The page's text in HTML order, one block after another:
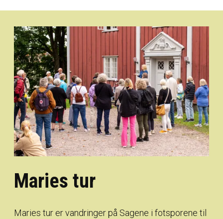
Maries tur
Maries tur er vandringer på Sagene i fotsporene til